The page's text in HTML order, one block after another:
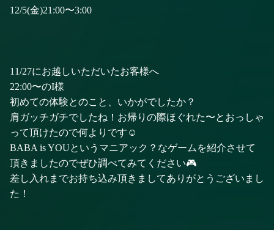
12/5(金)21:00〜3:00
11/27にお越しいただいたお客様へ
22:00〜のI様
初めての体験とのこと、いかがでしたか？
肩ガッチガチでしたね！お帰りの際ほぐれた〜とおっしゃ
って頂けたので何よりです☺️
BABA is YOUというマニアック？なゲームを紹介させて
頂きましたのでぜひ調べてみてください🎮
差し入れまでお持ち込み頂きましてありがとうございまし
た！